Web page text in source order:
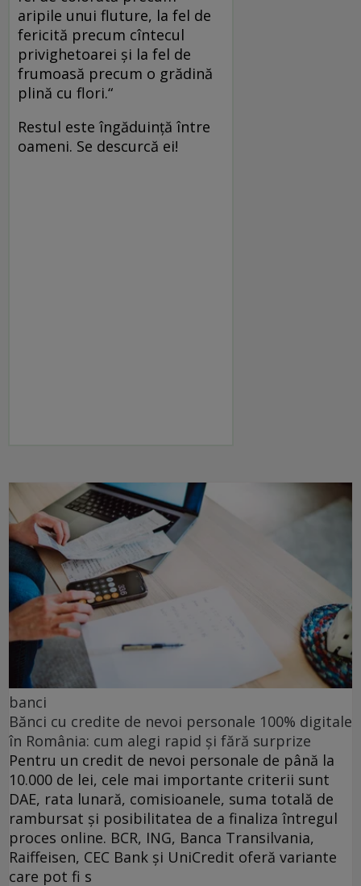
aripile unui fluture, la fel de
fericită precum cîntecul
privighetoarei şi la fel de
frumoasă precum o grădină
plină cu flori.“
Restul este îngăduință între
oameni. Se descurcă ei!
banci
Bănci cu credite de nevoi personale 100% digitale
în România: cum alegi rapid și fără surprize
Pentru un credit de nevoi personale de până la
10.000 de lei, cele mai importante criterii sunt
DAE, rata lunară, comisioanele, suma totală de
rambursat și posibilitatea de a finaliza întregul
proces online. BCR, ING, Banca Transilvania,
Raiffeisen, CEC Bank și UniCredit oferă variante
care pot fi s